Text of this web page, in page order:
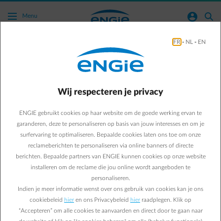
Ga naar de hoofdinhoud
Menu normal-account-circle search
Kan ik mijn facturen per e-mail ontvangen?
voorstander van elektronische facturatie!
U hebt de keuze uit drie oplossingen:
U ontvangt uw facturen in pdf-formaat per e-mail.
U ontvangt een verwittiging per e-mail met een link naar
deEnergy Bill-applicatiein uw Customer Area zodra nieuwe
facturen beschikbaar zijn.
Beheer uw grote factuurvolumes via boekhoudkundige
integratie.
FR - NL - EN
Wij respecteren je privacy
ENGIE gebruikt cookies op haar website om de goede werking ervan te
garanderen, deze te personaliseren op basis van jouw interesses en om je
surfervaring te optimaliseren. Bepaalde cookies laten ons toe om onze
reclameberichten te personaliseren via online banners of directe
berichten. Bepaalde partners van ENGIE kunnen cookies op onze website
installeren om de reclame die jou online wordt aangeboden te
personaliseren.
Indien je meer informatie wenst over ons gebruik van cookies kan je ons
cookiebeleid hier en ons Privacybeleid hier raadplegen. Klik op
“Accepteren” om alle cookies te aanvaarden en direct door te gaan naar